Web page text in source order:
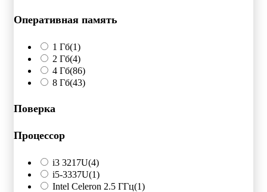
Оперативная память
1 Гб(1)
2 Гб(4)
4 Гб(86)
8 Гб(43)
Поверка
Процессор
i3 3217U(4)
i5-3337U(1)
Intel Celeron 2.5 ГГц(1)